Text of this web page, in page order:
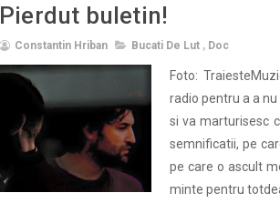
Pierdut buletin!
Constantin Hriban Bucati De Lut , Doc
Foto:
radio pentru a a
si va marturisesc
semnificatii, pe
pe care o ascult
minte pentru